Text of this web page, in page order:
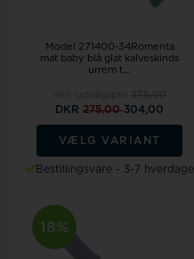
Model 271400-34Romenta
mat baby blå glat kalveskinds
urrem t...
DKR275,00304,00
VÆLG VARIANT
Bestillingsvare - 3-7 hverdage
18%